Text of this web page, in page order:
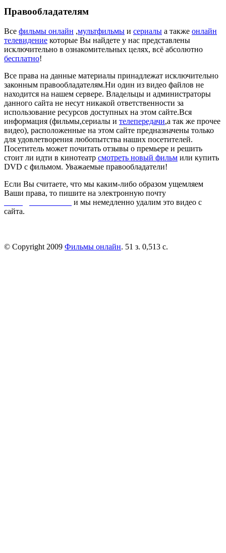
Правообладателям
Все фильмы онлайн ,мультфильмы и сериалы а также онлайн
телевидение которые Вы найдете у нас представлены
исключительно в ознакомительных целях, всё абсолютно
бесплатно!
Все права на данные материалы принадлежат исключительно
законным правообладателям.Ни один из видео файлов не
находится на нашем сервере. Владельцы и администраторы
данного сайта не несут никакой ответственности за
использование ресурсов доступных на этом сайте.Вся
информация (фильмы,сериалы и телепередачи,а так же прочее
видео), расположенные на этом сайте предназначены только
для удовлетворения любопытства наших посетителей.
Посетитель может почитать отзывы о премьере и решить
стоит ли идти в кинотеатр смотреть новый фильм или купить
DVD с фильмом. Уважаемые правообладатели!
Если Вы считаете, что мы каким-либо образом ущемляем
Ваши права, то пишите на электронную почту
и мы немедленно удалим это видео с
сайта.
© Copyright 2009 Фильмы онлайн. 51 з. 0,513 с.